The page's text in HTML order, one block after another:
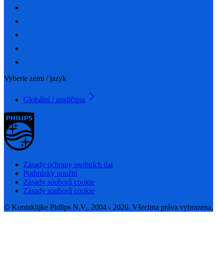
Vyberte zemi / jazyk
Globální / angličtina
Zásady ochrany osobních dat
Podmínky použití
Zásady souborů cookie
Zásady souborů cookie
© Koninklijke Philips N.V., 2004 - 2026. Všechna práva vyhrazena.